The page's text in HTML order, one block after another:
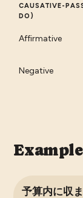
CAUSATIVE-
DO)
Affirmative
Negative
予算内に収